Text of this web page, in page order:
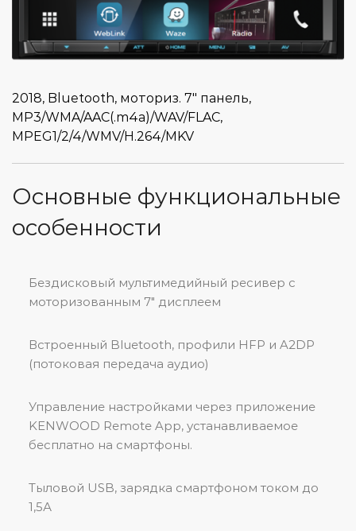
2018, Bluetooth, моториз. 7″ панель,
MP3/WMA/AAC(.m4a)/WAV/FLAC,
MPEG1/2/4/WMV/H.264/MKV
Основные функциональные
особенности
Бездисковый мультимедийный ресивер с
моторизованным 7″ дисплеем
Встроенный Bluetooth, профили HFP и A2DP
(потоковая передача аудио)
Управление настройками через приложение
KENWOOD Remote App, устанавливаемое
бесплатно на смартфоны.
Тыловой USB, зарядка смартфоном током до
1,5А